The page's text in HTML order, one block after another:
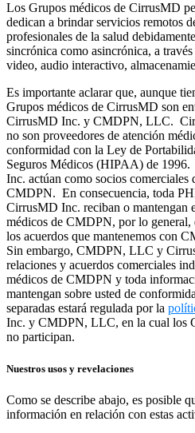
Los Grupos médicos de CirrusMD
dedican a brindar servicios remotos
profesionales de la salud
sincrónica como asincrónica, a
video, audio interactivo,
Es importante aclarar que, aunque
Grupos médicos de CirrusMD son
CirrusMD Inc. y CMDPN, LLC.
no son proveedores de atención
conformidad con la Ley de
Seguros Médicos (HIPAA) de
Inc. actúan como socios comerciales
CMDPN. En consecuencia, toda
CirrusMD Inc. reciban o mantengan
médicos de CMDPN, por lo general,
los acuerdos que mantenemos con
Sin embargo, CMDPN, LLC y
relaciones y acuerdos comerciales
médicos de CMDPN y toda
mantengan sobre usted de
separadas estará regulada por la
Inc. y CMDPN, LLC, en la cual los
no participan.
Nuestros usos y revelaciones
Como se describe abajo, es posible
información en relación con estas